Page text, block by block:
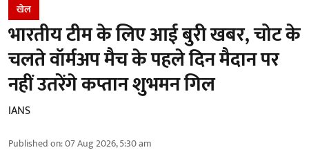
खेल
भारतीय टीम के लिए आई बुरी खबर, चोट के
चलते वॉर्मअप मैच के पहले दिन मैदान पर
नहीं उतरेंगे कप्तान शुभमन गिल
IANS
Published on:07 Aug 2026, 5:30 am